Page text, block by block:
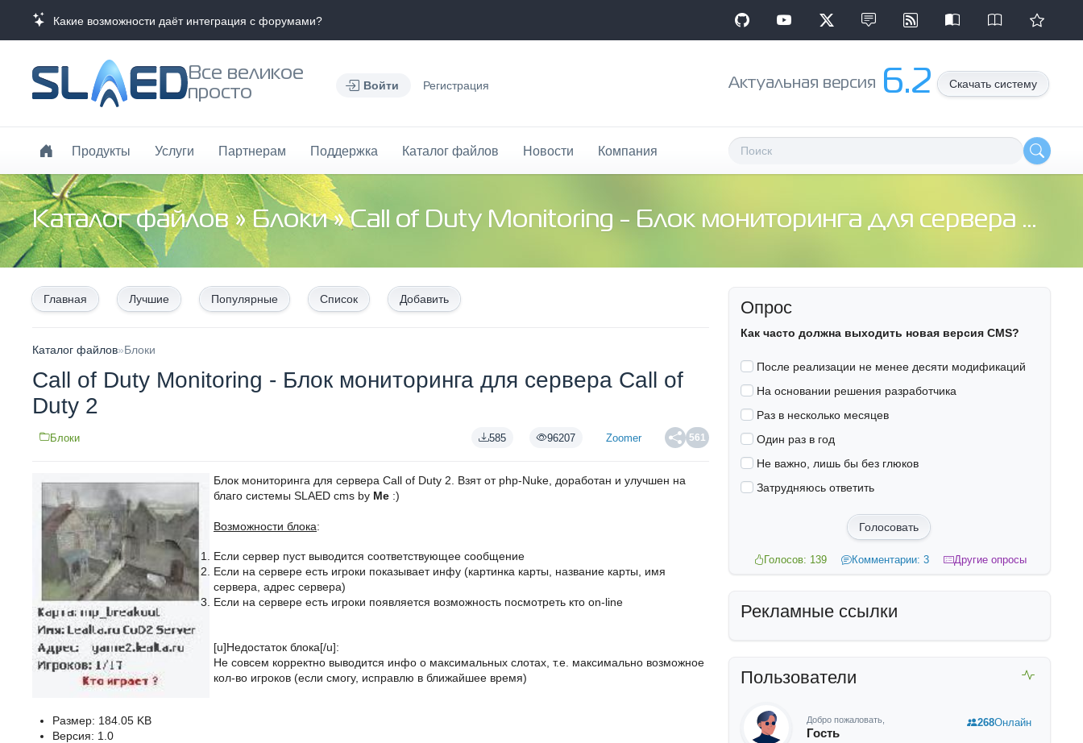
Какие возможности даёт интеграция с форумами?
Все великое
просто
Войти Регистрация Aктуальная версия 6.2 Скачать систему
Продукты Услуги Партнерам Поддержка Каталог файлов Новости Компания
Каталог файлов»Блоки» Call of Duty Monitoring - Блок мониторинга для сервера Call of Duty 2
Главная Лучшие Популярные Список Добавить
Каталог файлов»Блоки
Call of Duty Monitoring - Блок мониторинга для сервера Call of
Duty 2
585 96207 Zoomer 561
Блоки
Блок мониторинга для сервера Call of Duty 2. Взят от php-Nuke, доработан и улучшен на
благо системы SLAED cms by Me :)
Возможности блока:
Если сервер пуст выводится соответствующее сообщение
Если на сервере есть игроки показывает инфу (картинка карты, название карты, имя
сервера, адрес сервера)
Если на сервере есть игроки появляется возможность посмотреть кто on-line
[u]Недостаток блока[/u]:
Не совсем корректно выводится инфо о максимальных слотах, т.е. максимально возможное
кол-во игроков (если смогу, исправлю в ближайшее время)
Размер: 184.05 KB
Версия: 1.0
Опрос
Как часто должна выходить новая версия CMS?
После реализации не менее десяти модификаций
На основании решения разработчика
Раз в несколько месяцев
Один раз в год
Не важно, лишь бы без глюков
Затрудняюсь ответить
Голосовать
Голосов: 139 Комментарии: 3 Другие опросы
Рекламные ссылки
Пользователи
Добро пожаловать,
Гость
268Онлайн